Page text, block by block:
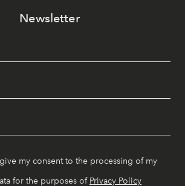
Newsletter
my consent to the processing of my
for the purposes of Privacy Policy